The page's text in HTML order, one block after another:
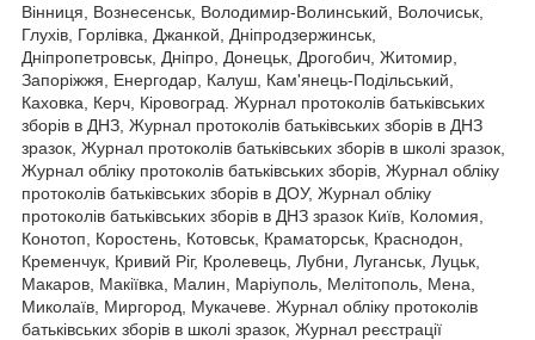
Вінниця, Вознесенськ, Володимир-Волинський, Волочиськ,
Глухів, Горлівка, Джанкой, Дніпродзержинськ,
Дніпропетровськ, Дніпро, Донецьк, Дрогобич, Житомир,
Запоріжжя, Енергодар, Калуш, Кам'янець-Подільський,
Каховка, Керч, Кіровоград. Журнал протоколів батьківських
зборів в ДНЗ, Журнал протоколів батьківських зборів в ДНЗ
зразок, Журнал протоколів батьківських зборів в школі зразок,
Журнал обліку протоколів батьківських зборів, Журнал обліку
протоколів батьківських зборів в ДОУ, Журнал обліку
протоколів батьківських зборів в ДНЗ зразок Київ, Коломия,
Конотоп, Коростень, Котовськ, Краматорськ, Краснодон,
Кременчук, Кривий Ріг, Кролевець, Лубни, Луганськ, Луцьк,
Макаров, Макіївка, Малин, Маріуполь, Мелітополь, Мена,
Миколаїв, Миргород, Мукачеве. Журнал обліку протоколів
батьківських зборів в школі зразок, Журнал реєстрації